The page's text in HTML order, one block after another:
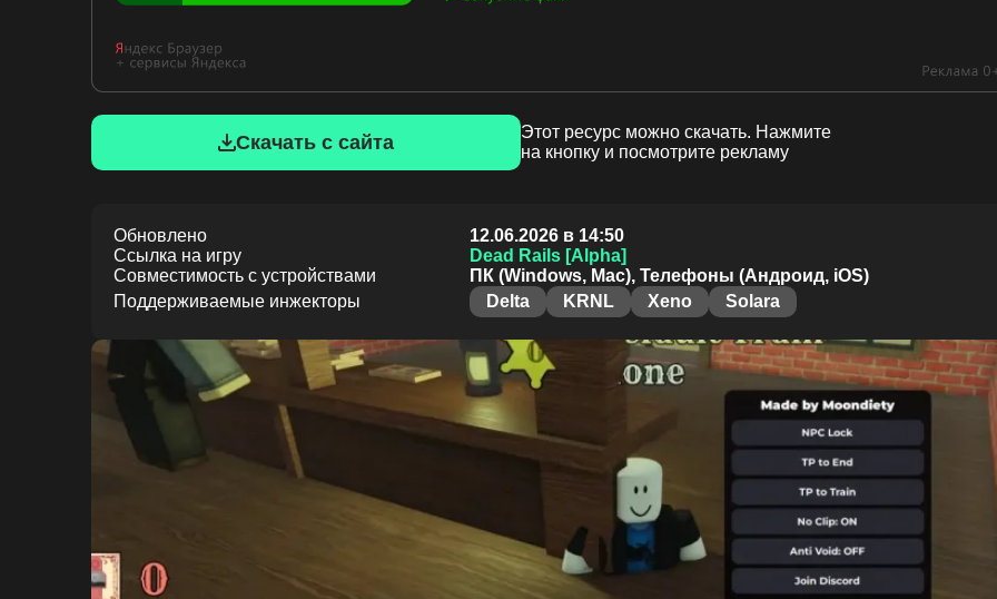
Скачать с сайта
Этот ресурс можно скачать. Нажмите
на кнопку и посмотрите рекламу
Обновлено
12.06.2026 в 14:50
Ссылка на игру
Dead Rails [Alpha]
Совместимость с устройствами
ПК (Windows, Mac), Телефоны (Андроид, iOS)
Поддерживаемые инжекторы
Delta KRNL Xeno Solara